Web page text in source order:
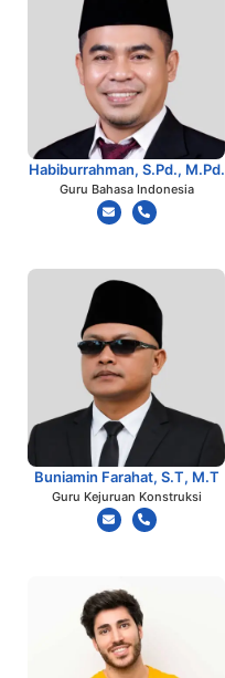
Habiburrahman, S.Pd., M.Pd.
Guru Bahasa Indonesia
Buniamin Farahat, S.T, M.T
Guru Kejuruan Konstruksi